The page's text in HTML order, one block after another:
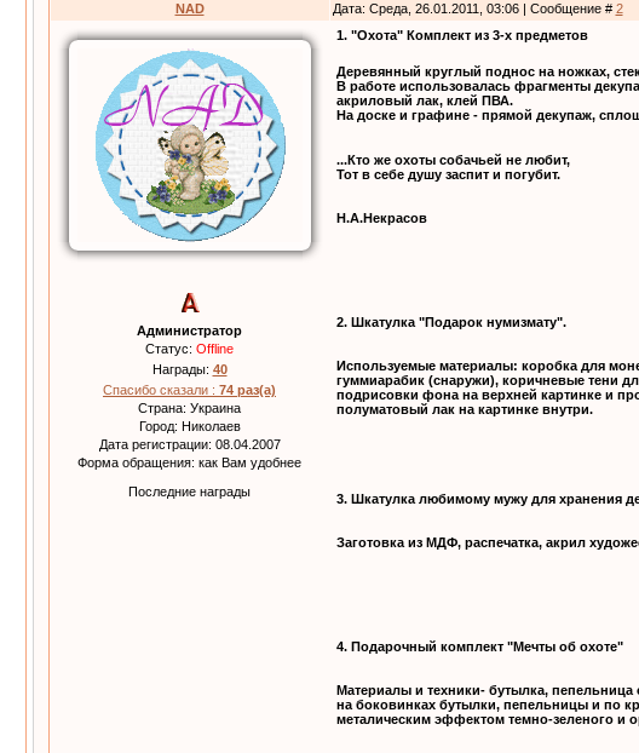
NAD Дата: Среда, 26.01.2011, 03:06 | Сообщение # 2
Администратор
Статус: Offline
Награды: 40
Спасибо сказали : 74 раз(а)
Страна: Украина
Город: Николаев
Дата регистрации: 08.04.2007
Форма обращения: как Вам удобнее
Последние награды
1. "Охота" Комплект из 3-х предметов
Деревянный круглый поднос на ножках,
В работе использовалась фрагменты
акриловый лак, клей ПВА.
На доске и графине - прямой декупаж,
...Кто же охоты собачьей не любит,
Тот в себе душу заспит и погубит.
Н.А.Некрасов
2. Шкатулка "Подарок нумизмату".
Используемые материалы: коробка для
гуммиарабик (снаружи), коричневые тени
подрисовки фона на верхней картинке и
полуматовый лак на картинке внутри.
3. Шкатулка любимому мужу для хранения
Заготовка из МДФ, распечатка, акрил
4. Подарочный комплект "Мечты об охоте"
Материалы и техники- бутылка,
на боковинках бутылки, пепельницы и по
металическим эффектом темно-зеленого и